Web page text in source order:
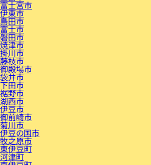
富士宮市
伊東市
島田市
富士市
磐田市
焼津市
掛川市
藤枝市
御殿場市
袋井市
下田市
裾野市
湖西市
伊豆市
御前崎市
菊川市
伊豆の国市
牧之原市
東伊豆町
河津町